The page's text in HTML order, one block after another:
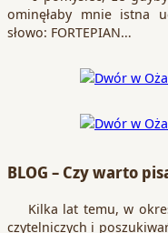
ominęłaby mnie istna
słowo: FORTEPIAN…
BLOG – Czy warto
Kilka lat temu, w
czytelniczych i